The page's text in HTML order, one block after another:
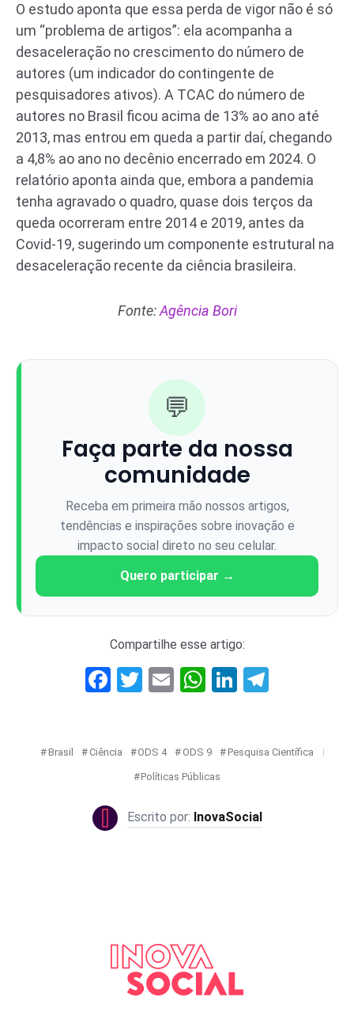
O estudo aponta que essa perda de vigor não é só
um “problema de artigos”: ela acompanha a
desaceleração no crescimento do número de
autores (um indicador do contingente de
pesquisadores ativos). A TCAC do número de
autores no Brasil ficou acima de 13% ao ano até
2013, mas entrou em queda a partir daí, chegando
a 4,8% ao ano no decênio encerrado em 2024. O
relatório aponta ainda que, embora a pandemia
tenha agravado o quadro, quase dois terços da
queda ocorreram entre 2014 e 2019, antes da
Covid-19, sugerindo um componente estrutural na
desaceleração recente da ciência brasileira.
Fonte:Agência Bori
💬
Faça parte da nossa
comunidade
Receba em primeira mão nossos artigos,
tendências e inspirações sobre inovação e
impacto social direto no seu celular.
Quero participar →
Compartilhe esse artigo:
Facebook
Twitter
EmailWhatsApp
LinkedIn
Brasil Ciência ODS 4 ODS 9 Pesquisa Científica
Políticas Públicas
InovaSocial